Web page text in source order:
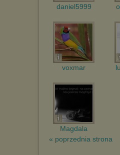
daniel5999
voxmar
Magdala
« poprzednia strona